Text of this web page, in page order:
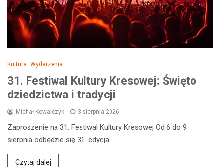
Kultura Wydarzenia
31. Festiwal Kultury Kresowej: Święto
dziedzictwa i tradycji
Michał Kowalczyk 3 sierpnia 2026
Zaproszenie na 31. Festiwal Kultury Kresowej Od 6 do 9
sierpnia odbędzie się 31. edycja…
Czytaj dalej